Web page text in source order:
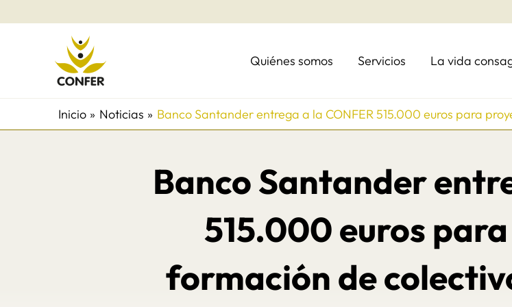
al
Quiénes somos Servicios La vida
Inicio Noticias Banco Santander entrega a la CONFER 515.000 euros para
Banco Santander
515.000 euros
formación de